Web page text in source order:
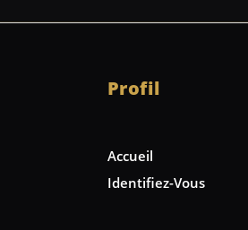
Profil
Accueil
Identifiez-Vous